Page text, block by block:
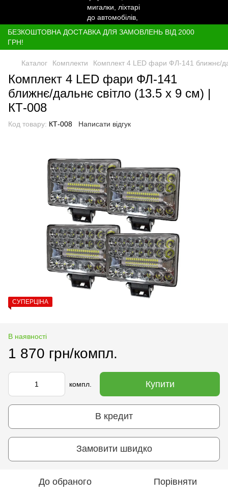
БЕЗКОШТОВНА ДОСТАВКА ДЛЯ ЗАМОВЛЕНЬ ВІД 2000
ГРН!
Каталог Комплекти Комплект 4 LED фари ФЛ-141 ближнє/
Комплект 4 LED фари ФЛ-141
ближнє/дальнє світло (13.5 х 9 см) |
КТ-008
Код товару: КТ-008 Написати відгук
СУПЕРЦІНА
В наявності
1 870 грн/компл.
компл. Купити
В кредит
Замовити швидко
До обраного Порівняти